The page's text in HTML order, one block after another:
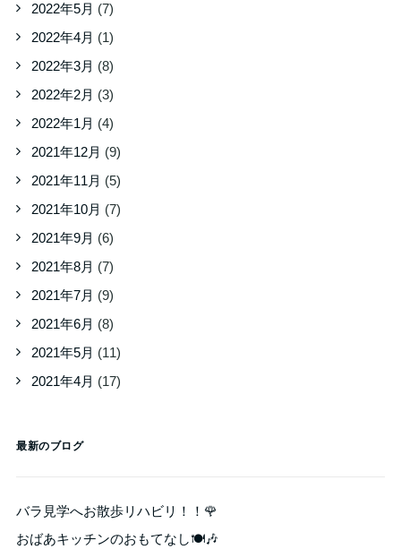
2022年5月 (7)
2022年4月 (1)
2022年3月 (8)
2022年2月 (3)
2022年1月 (4)
2021年12月 (9)
2021年11月 (5)
2021年10月 (7)
2021年9月 (6)
2021年8月 (7)
2021年7月 (9)
2021年6月 (8)
2021年5月 (11)
2021年4月 (17)
最新のブログ
バラ見学へお散歩リハビリ！！🌹
おばあキッチンのおもてなし🍽️🎶